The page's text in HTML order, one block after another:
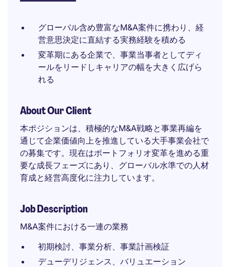
グローバル含め豊富なM&A案件に携わり、経
営意思決定に直結する実務経験を積める
変革期にある企業で、事業当事者としてディ
ールをリードしキャリアの幅を大きく広げら
れる
About Our Client
本ポジションは、積極的なM&A戦略と事業再編を
通じて企業価値向上を推進している大手事業会社で
の募集です。現在はポートフォリオ変革を進める重
要な成長フェーズにあり、グローバル水準での人材
育成と経営高度化に注力しています。
Job Description
M&A案件における一連の業務
初期検討、事業分析、事業計画検証
デューデリジェンス、バリュエーション